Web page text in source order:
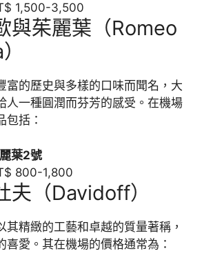
1,500-3,500
與茱麗葉（Romeo
富的歷史與多樣的口味而聞名，大
人一種圓潤而芬芳的感受。在機場
包括：
葉2號
800-1,800
夫（Davidoff）
其精緻的工藝和卓越的質量著稱，
喜愛。其在機場的價格通常為：